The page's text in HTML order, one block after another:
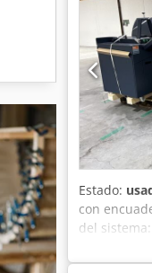
Estado:
con
del
plegado
estaciones